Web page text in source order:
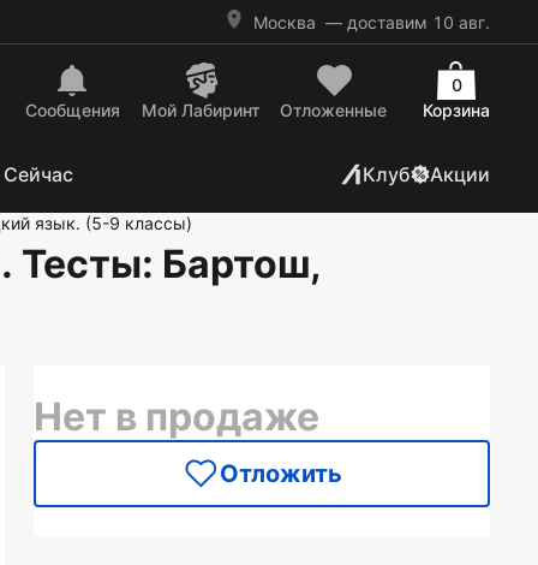
Москва — доставим 10 авг.
Сообщения Mой Лабиринт Отложенные Корзина
0
Клуб Акции
язык. (5-9 классы)
Тесты: Бартош,
Нет в продаже
Отложить